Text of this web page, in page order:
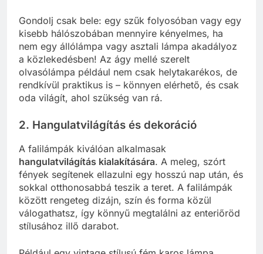
Gondolj csak bele: egy szűk folyosóban vagy egy
kisebb hálószobában mennyire kényelmes, ha
nem egy állólámpa vagy asztali lámpa akadályoz
a közlekedésben! Az ágy mellé szerelt
olvasólámpa például nem csak helytakarékos, de
rendkívül praktikus is – könnyen elérhető, és csak
oda világít, ahol szükség van rá.
2. Hangulatvilágítás és dekoráció
A falilámpák kiválóan alkalmasak
hangulatvilágítás kialakítására. A meleg, szórt
fények segítenek ellazulni egy hosszú nap után, és
sokkal otthonosabbá teszik a teret. A falilámpák
között rengeteg dizájn, szín és forma közül
válogathatsz, így könnyű megtalálni az enteriőröd
stílusához illő darabot.